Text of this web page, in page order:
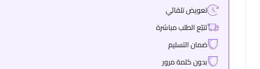
تعويض تلقائي
تتبّع الطلب مباشرة
ضمان التسليم
بدون كلمة مرور